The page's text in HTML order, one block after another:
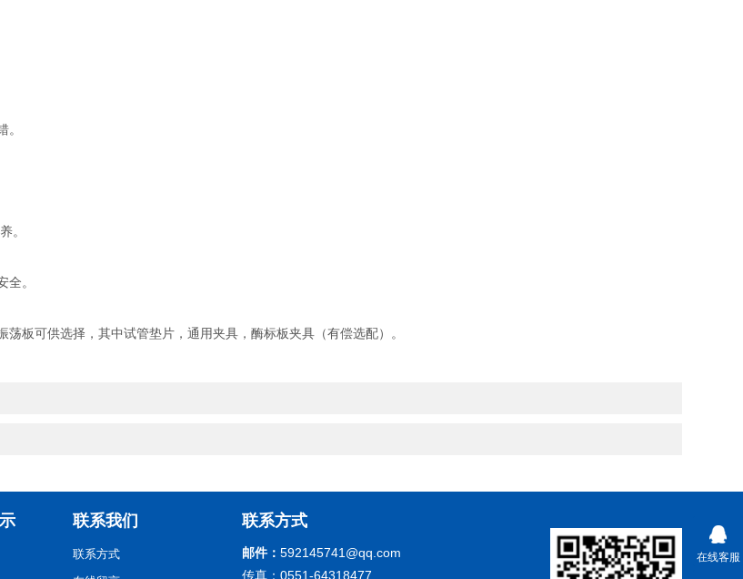
。
。
板可供选择，其中试管垫片，通用夹具，酶标板夹具（有偿选配）。
联系我们
联系方式
联系方式
邮件： 592145741@qq.com
传真：0551-64318477
在线客服